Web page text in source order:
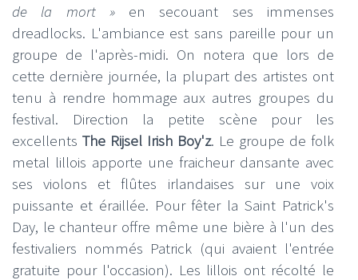
de la mort »en secouant ses immenses
dreadlocks. L'ambiance est sans pareille pour un
groupe de l'après-midi. On notera que lors de
cette dernière journée, la plupart des artistes ont
tenu à rendre hommage aux autres groupes du
festival. Direction la petite scène pour les
excellents The Rijsel Irish Boy'z. Le groupe de folk
metal lillois apporte une fraicheur dansante avec
ses violons et flûtes irlandaises sur une voix
puissante et éraillée. Pour fêter la Saint Patrick's
Day, le chanteur offre même une bière à l'un des
festivaliers nommés Patrick (qui avaient l'entrée
gratuite pour l'occasion). Les lillois ont récolté le